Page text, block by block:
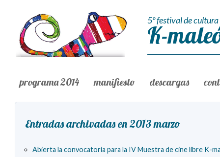
5º festival de
K-
programa 2014 manifiesto descargas
Entradas archivadas en 2013 marzo
Abierta la convocatoria para la IV Muestra de cine libre K-